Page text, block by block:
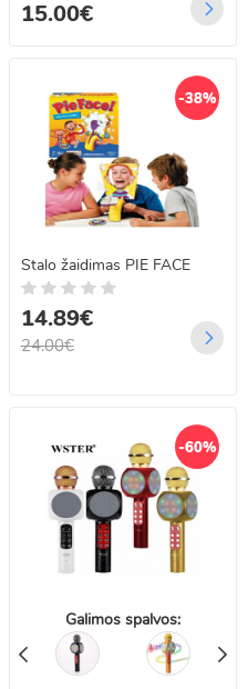
15.00€
-38%
Stalo žaidimas PIE FACE
14.89€
24.00€
-60%
Galimos spalvos: